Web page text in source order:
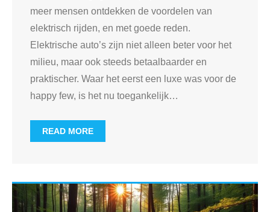
meer mensen ontdekken de voordelen van
elektrisch rijden, en met goede reden.
Elektrische auto’s zijn niet alleen beter voor het
milieu, maar ook steeds betaalbaarder en
praktischer. Waar het eerst een luxe was voor de
happy few, is het nu toegankelijk…
READ MORE